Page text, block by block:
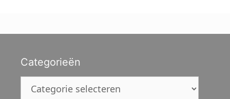
Categorieën
Categorieën